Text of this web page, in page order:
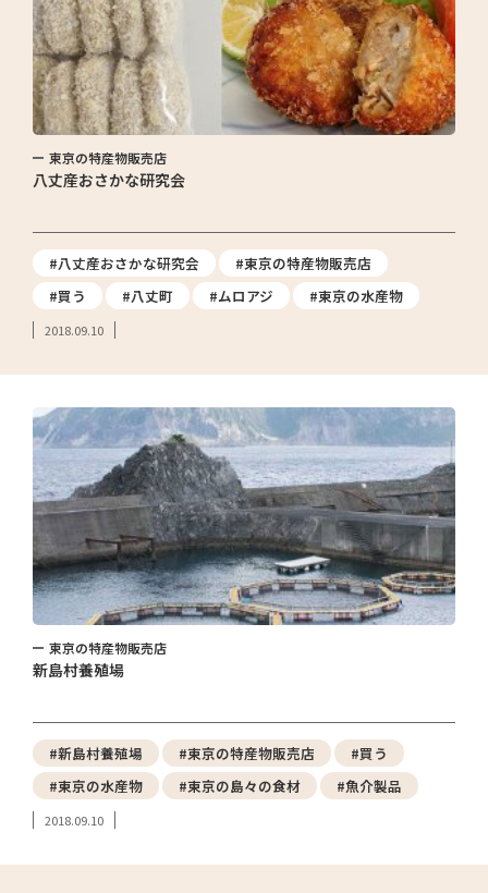
東京の特産物販売店
八丈産おさかな研究会
#八丈産おさかな研究会
#東京の特産物販売店
#買う
#八丈町 #ムロアジ #東京の水産物
2018.09.10
東京の特産物販売店
新島村養殖場
#新島村養殖場 #東京の特産物販売店
#買う
#東京の水産物
#東京の島々の食材 #魚介製品
2018.09.10